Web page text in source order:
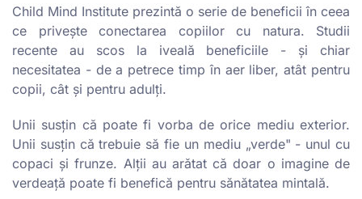
Child Mind Institute prezintă o serie de beneficii în ceea
ce privește conectarea copiilor cu natura. Studii
recente au scos la iveală beneficiile - și chiar
necesitatea - de a petrece timp în aer liber, atât pentru
copii, cât și pentru adulți.
Unii susțin că poate fi vorba de orice mediu exterior.
Unii susțin că trebuie să fie un mediu „verde" - unul cu
copaci și frunze. Alții au arătat că doar o imagine de
verdeață poate fi benefică pentru sănătatea mintală.